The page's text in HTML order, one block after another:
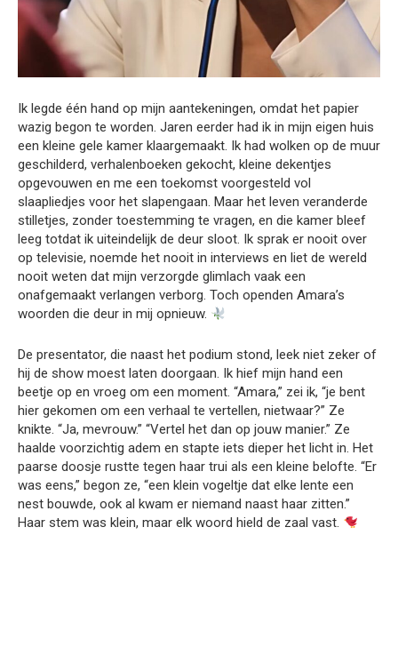
Ik legde één hand op mijn aantekeningen, omdat het papier
wazig begon te worden. Jaren eerder had ik in mijn eigen huis
een kleine gele kamer klaargemaakt. Ik had wolken op de muur
geschilderd, verhalenboeken gekocht, kleine dekentjes
opgevouwen en me een toekomst voorgesteld vol
slaapliedjes voor het slapengaan. Maar het leven veranderde
stilletjes, zonder toestemming te vragen, en die kamer bleef
leeg totdat ik uiteindelijk de deur sloot. Ik sprak er nooit over
op televisie, noemde het nooit in interviews en liet de wereld
nooit weten dat mijn verzorgde glimlach vaak een
onafgemaakt verlangen verborg. Toch openden Amara’s
woorden die deur in mij opnieuw.
De presentator, die naast het podium stond, leek niet zeker of
hij de show moest laten doorgaan. Ik hief mijn hand een
beetje op en vroeg om een moment. “Amara,” zei ik, “je bent
hier gekomen om een verhaal te vertellen, nietwaar?” Ze
knikte. “Ja, mevrouw.” “Vertel het dan op jouw manier.” Ze
haalde voorzichtig adem en stapte iets dieper het licht in. Het
paarse doosje rustte tegen haar trui als een kleine belofte. “Er
was eens,” begon ze, “een klein vogeltje dat elke lente een
nest bouwde, ook al kwam er niemand naast haar zitten.”
Haar stem was klein, maar elk woord hield de zaal vast.